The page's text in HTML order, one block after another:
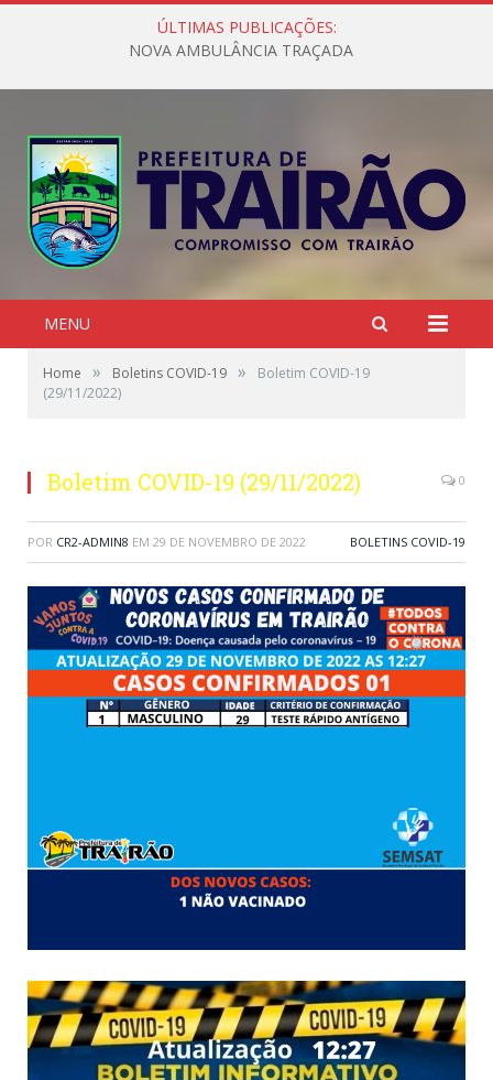
ÚLTIMAS PUBLICAÇÕES:
NOVA AMBULÂNCIA TRAÇADA
MENU
Home » Boletins COVID-19 »
Boletim COVID-19
(29/11/2022)
Boletim COVID-19 (29/11/2022) 0
POR CR2-ADMIN8 EM 29 DE NOVEMBRO DE 2022 BOLETINS COVID-19